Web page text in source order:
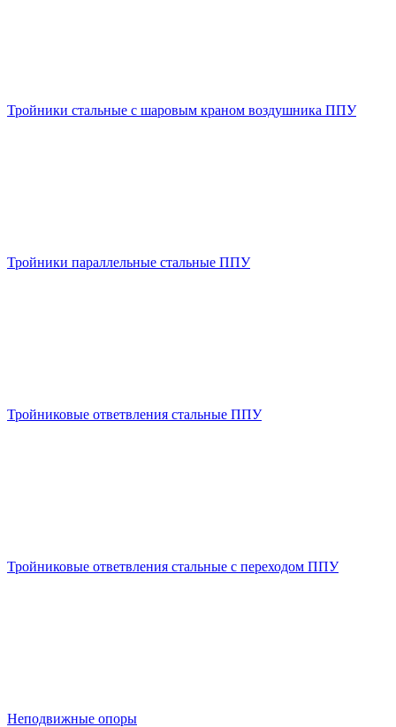
Тройники стальные с шаровым краном воздушника ППУ
Тройники параллельные стальные ППУ
Тройниковые ответвления стальные ППУ
Тройниковые ответвления стальные с переходом ППУ
Неподвижные опоры